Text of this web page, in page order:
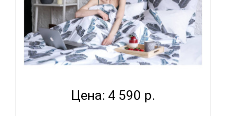
PANACOTTI SWEET LINE LEAVES - КОМПЛЕКТ
Цена: 4 590 р.